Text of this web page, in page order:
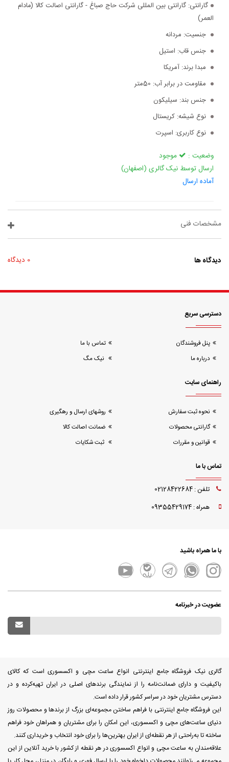
گارانتی: گارانتی بین المللی شرکت حاج صباغ - گارانتی اصالت کالا (مادام
العمر)
جنسیت: مردانه
جنس قاب: استیل
مبدا برند: آمریکا
مقاومت در برابر آب: 50متر
جنس بند: سیلیکون
نوع شیشه: کریستال
نوع کاربری: اسپرت
وضعیت :
موجود
ارسال توسط نیک گالری (اصفهان)
آماده ارسال
مشخصات فنی
دیدگاه ها 0 دیدگاه
دسترسی سریع
پنل فروشندگان
تماس با ما
درباره ما
نیک مگ
راهنمای سایت
نحوه ثبت سفارش
روشهای ارسال و رهگیری
گارانتی محصولات
ضمانت اصالت کالا
قوانین و مقررات
ثبت شکایات
تماس با ما
تلفن : 02128422684
همراه : 09355429174
با ما همراه باشید
عضویت در خبرنامه
گالری نیک فروشگاه جامع اینترنتی انواع ساعت مچی و اکسسوری است که کالای
باکیفیت و دارای ضمانت‌نامه را از نمایندگی برندهای اصلی در ایران تهیه‌کرده و در
دسترس مشتریان خود در سراسر کشور قرار داده است.
این فروشگاه جامع اینترنتی با فراهم ساختن مجموعه‌ای بزرگ از برندها و محصولات روز
دنیای ساعت‌های مچی و اکسسوری، این امکان را برای مشتریان و همراهان خود فراهم
ساخته تا به‌راحتی از هر نقطه‌ای از ایران بهترین‌ها را برای خود انتخاب و خریداری کنند.
علاقه‌مندان به ساعت مچی و انواع اکسسوری در هر نقطه از کشور با خرید آنلاین از این